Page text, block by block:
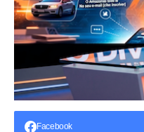
Facebook